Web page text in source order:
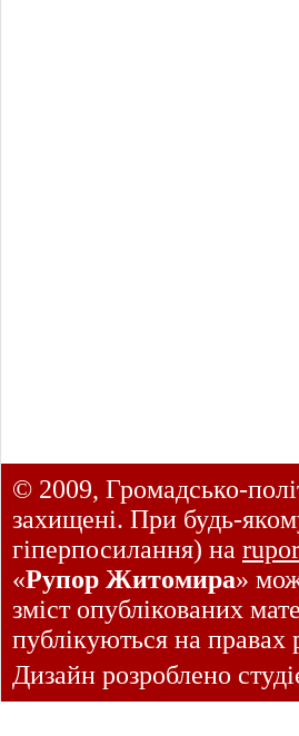
© 2009, Громадсько-
захищені. При будь-
гіперпосилання) на
«Рупор Житомира»
зміст опублікованих
публікуються на правах
Дизайн розроблено